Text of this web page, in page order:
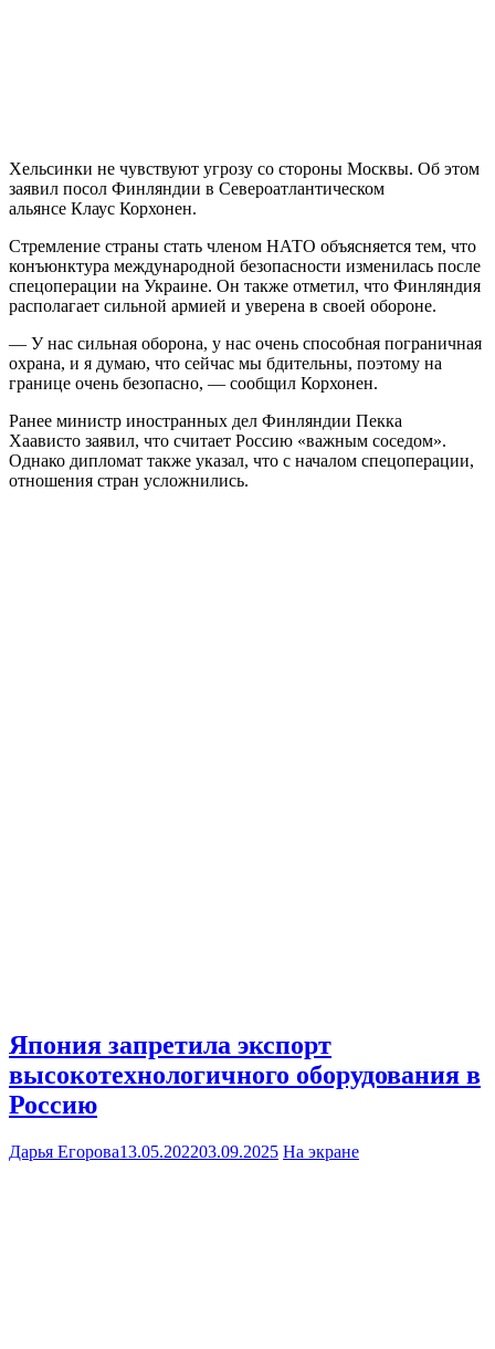
Хельсинки не чувствуют угрозу со стороны Москвы. Об этом
заявил посол Финляндии в Североатлантическом
альянсе Клаус Корхонен.
Стремление страны стать членом НАТО объясняется тем, что
конъюнктура международной безопасности изменилась после
спецоперации на Украине. Он также отметил, что Финляндия
располагает сильной армией и уверена в своей обороне.
— У нас сильная оборона, у нас очень способная пограничная
охрана, и я думаю, что сейчас мы бдительны, поэтому на
границе очень безопасно, — сообщил Корхонен.
Ранее министр иностранных дел Финляндии Пекка
Хаависто заявил, что считает Россию «важным соседом».
Однако дипломат также указал, что с началом спецоперации,
отношения стран усложнились.
Япония запретила экспорт
высокотехнологичного оборудования в
Россию
Дарья Егорова13.05.202203.09.2025 На экране